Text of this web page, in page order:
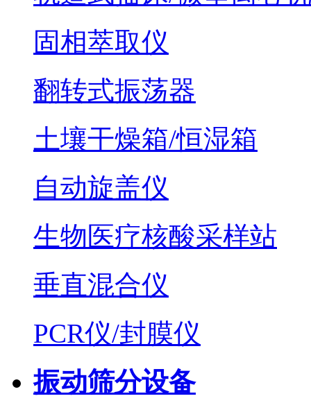
固相萃取仪
翻转式振荡器
土壤干燥箱/恒湿箱
自动旋盖仪
生物医疗核酸采样站
垂直混合仪
PCR仪/封膜仪
振动筛分设备